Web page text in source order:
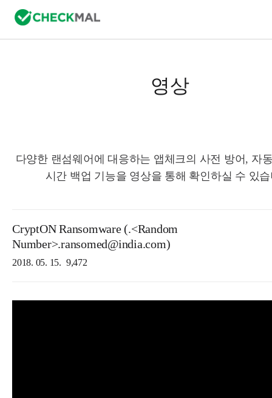
영상
다양한 랜섬웨어에 대응하는 앱체크의 사전 방어, 자
시간 백업 기능을 영상을 통해 확인하실 수 있
CryptON Ransomware (.<Random
Number>.ransomed@india.com)
2018. 05. 15. 9,472